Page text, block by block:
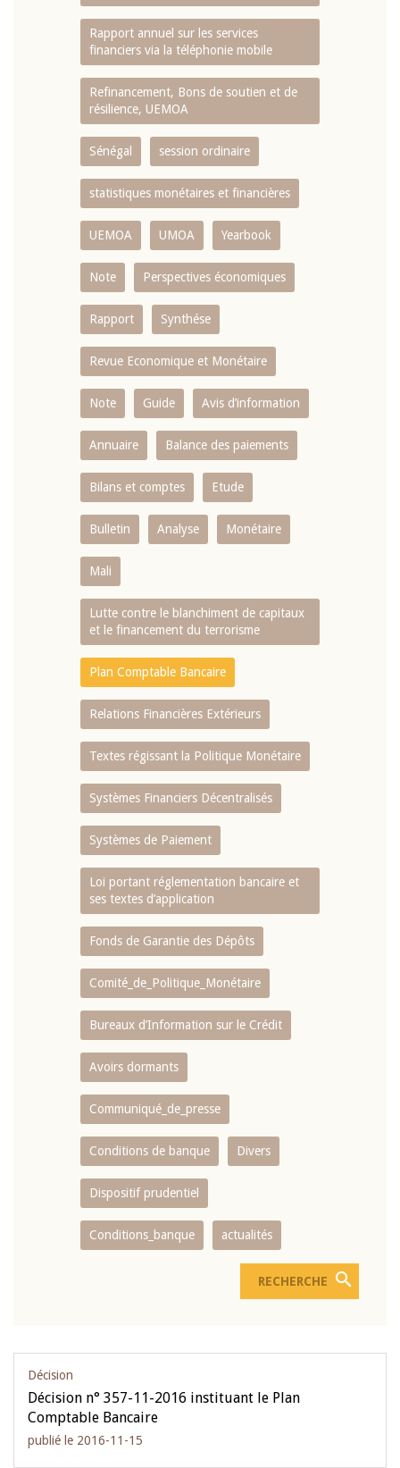
Rapport annuel sur les services
financiers via la téléphonie mobile
Refinancement, Bons de soutien et de
résilience, UEMOA
Sénégal session ordinaire
statistiques monétaires et financières
UEMOA UMOA Yearbook
Note Perspectives économiques
Rapport Synthése
Revue Economique et Monétaire
Note Guide Avis d’information
Annuaire Balance des paiements
Bilans et comptes Etude
Bulletin Analyse Monétaire
Mali
Lutte contre le blanchiment de capitaux
et le financement du terrorisme
Plan Comptable Bancaire
Relations Financières Extérieurs
Textes régissant la Politique Monétaire
Systèmes Financiers Décentralisés
Systèmes de Paiement
Loi portant réglementation bancaire et
ses textes d’application
Fonds de Garantie des Dépôts
Comité_de_Politique_Monétaire
Bureaux d’Information sur le Crédit
Avoirs dormants
Communiqué_de_presse
Conditions de banque Divers
Dispositif prudentiel
Conditions_banque actualités
Décision
Décision n° 357-11-2016 instituant le Plan
Comptable Bancaire
publié le 2016-11-15